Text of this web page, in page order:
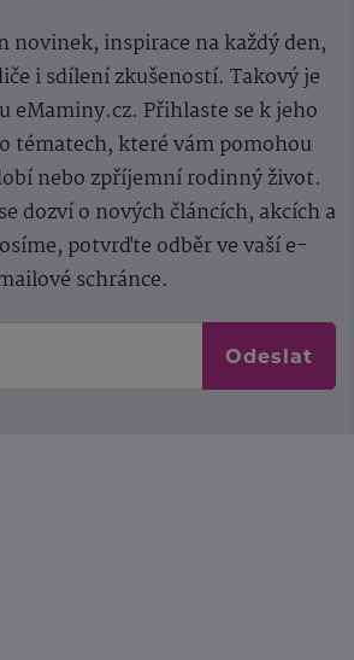
novinek, inspirace na každý den,
i sdílení zkušeností. Takový je
eMaminy.cz. Přihlaste se k jeho
tématech, které vám pomohou
nebo zpříjemní rodinný život.
dozví o nových článcích, akcích a
potvrďte odběr ve vaší e-
schránce.
Odeslat